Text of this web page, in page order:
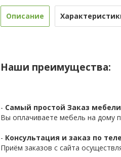
Описание
Наши преимущества:
- Самый простой Заказ
Вы оплачиваете мебель на дому
- Консультация и заказ по
Приём заказов с сайта